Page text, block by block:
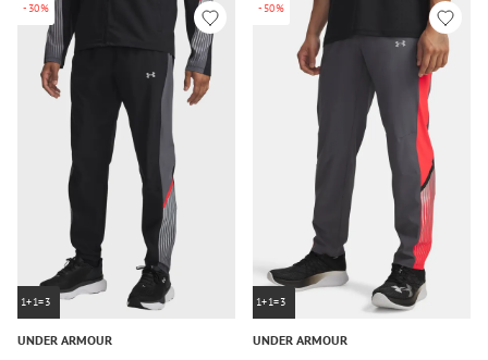
-30%
1+1=3
UNDER ARMOUR
-50%
1+1=3
UNDER ARMOUR